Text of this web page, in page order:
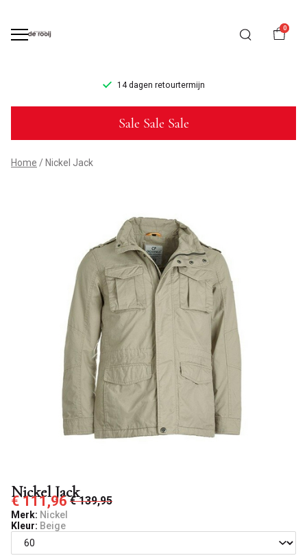
0
14 dagen retourtermijn
Nickel
Jack
Sale Sale Sale
Home Nickel Jack
Nickel Jack
€ 111,96 € 139,95
Merk: Nickel
Kleur: Beige